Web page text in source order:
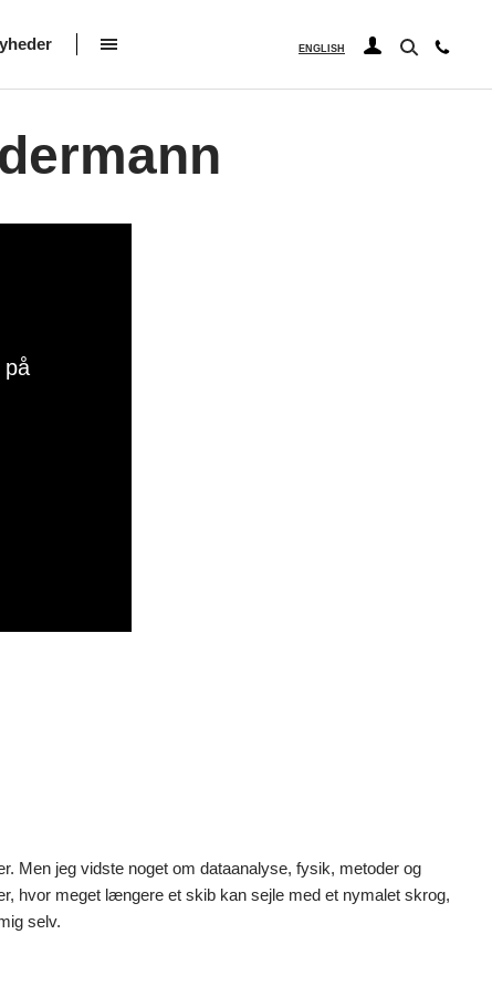
ENGLISH
på
Men jeg vidste noget om dataanalyse, fysik, metoder og
hvor meget længere et skib kan sejle med et nymalet skrog,
selv.